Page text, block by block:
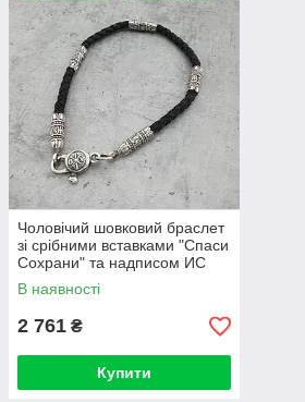
Чоловічий шовковий браслет
зі срібними вставками "Спаси
Сохрани" та надписом ИС
ХС, 3 мм, 20 см
В наявності
2 761 ₴
Купити